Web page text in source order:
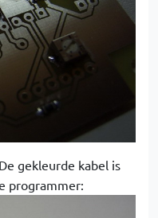
gekleurde kabel is
programmer: